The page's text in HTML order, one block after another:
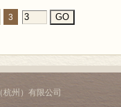
3
杭州）有限公司